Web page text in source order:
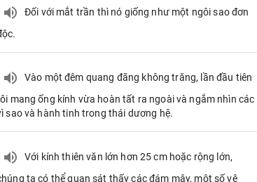
Đối với mắt trần thì nó giống như một ngôi sao đơn
Vào một đêm quang đãng không trăng, lần đầu tiên
mang ống kính vừa hoàn tất ra ngoài và ngắm nhìn các
sao và hành tinh trong thái dương hệ.
Với kính thiên văn lớn hơn 25 cm hoặc rộng lớn,
ta có thể quan sát thấy các đám mây, một số vệ